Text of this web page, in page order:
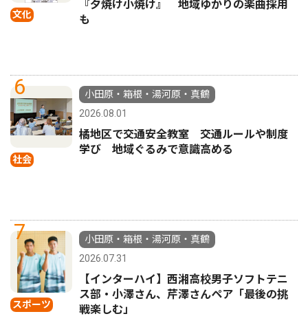
文化
『夕焼け小焼け』 地域ゆかりの楽曲採用
も
6
社会
小田原・箱根・湯河原・真鶴
2026.08.01
橘地区で交通安全教室 交通ルールや制度
学び 地域ぐるみで意識高める
7
スポーツ
小田原・箱根・湯河原・真鶴
2026.07.31
【インターハイ】西湘高校男子ソフトテニ
ス部・小澤さん、芹澤さんペア「最後の挑
戦楽しむ」